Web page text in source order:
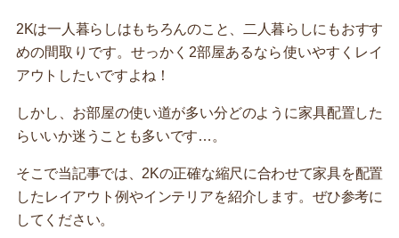
2Kは一人暮らしはもちろんのこと、二人暮らしにもおすす
めの間取りです。せっかく2部屋あるなら使いやすくレイ
アウトしたいですよね！
しかし、お部屋の使い道が多い分どのように家具配置した
らいいか迷うことも多いです…。
そこで当記事では、2Kの正確な縮尺に合わせて家具を配置
したレイアウト例やインテリアを紹介します。ぜひ参考に
してください。